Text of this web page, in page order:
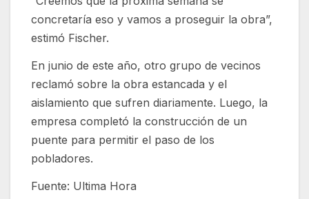
concretaría eso y vamos a proseguir la obra”,
estimó Fischer.
En junio de este año, otro grupo de vecinos
reclamó sobre la obra estancada y el
aislamiento que sufren diariamente. Luego, la
empresa completó la construcción de un
puente para permitir el paso de los
pobladores.
Fuente: Ultima Hora